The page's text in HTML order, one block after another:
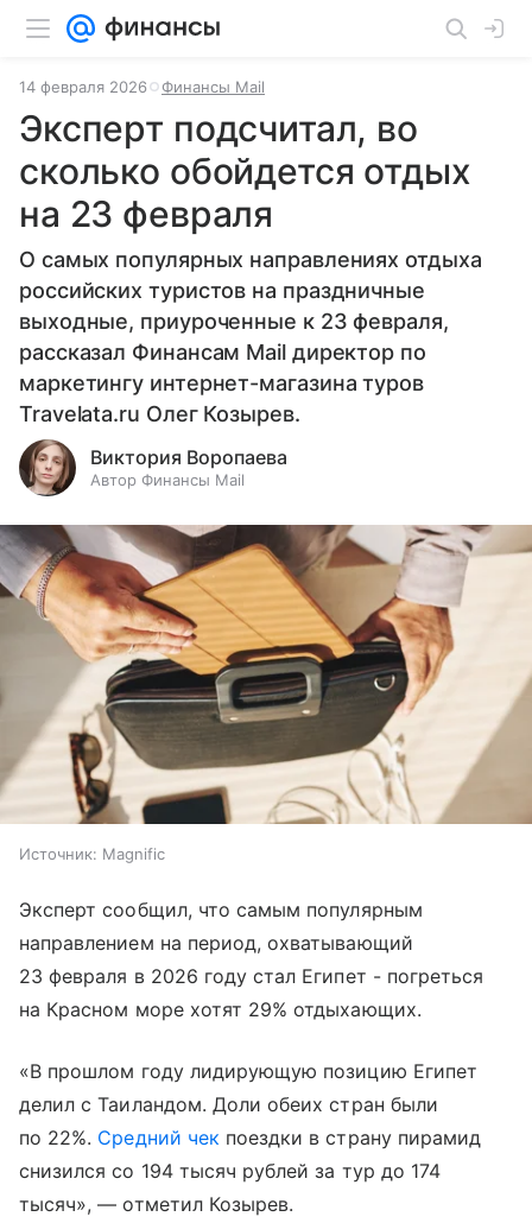
14 февраля 2026 Финансы Mail
Эксперт подсчитал, во
сколько обойдется отдых
на 23 февраля
О самых популярных направлениях отдыха
российских туристов на праздничные
выходные, приуроченные к 23 февраля,
рассказал Финансам Mail директор по
маркетингу интернет-магазина туров
Travelata.ru Олег Козырев.
Виктория Воропаева
Автор Финансы Mail
Источник: Magnific
Эксперт сообщил, что самым популярным
направлением на период, охватывающий
23 февраля в 2026 году стал Египет - погреться
на Красном море хотят 29% отдыхающих.
«В прошлом году лидирующую позицию Египет
делил с Таиландом. Доли обеих стран были
по 22%. Средний чек поездки в страну пирамид
снизился со 194 тысяч рублей за тур до 174
тысяч», — отметил Козырев.